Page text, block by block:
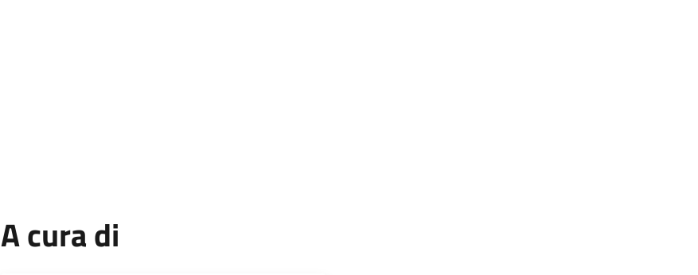
A cura di